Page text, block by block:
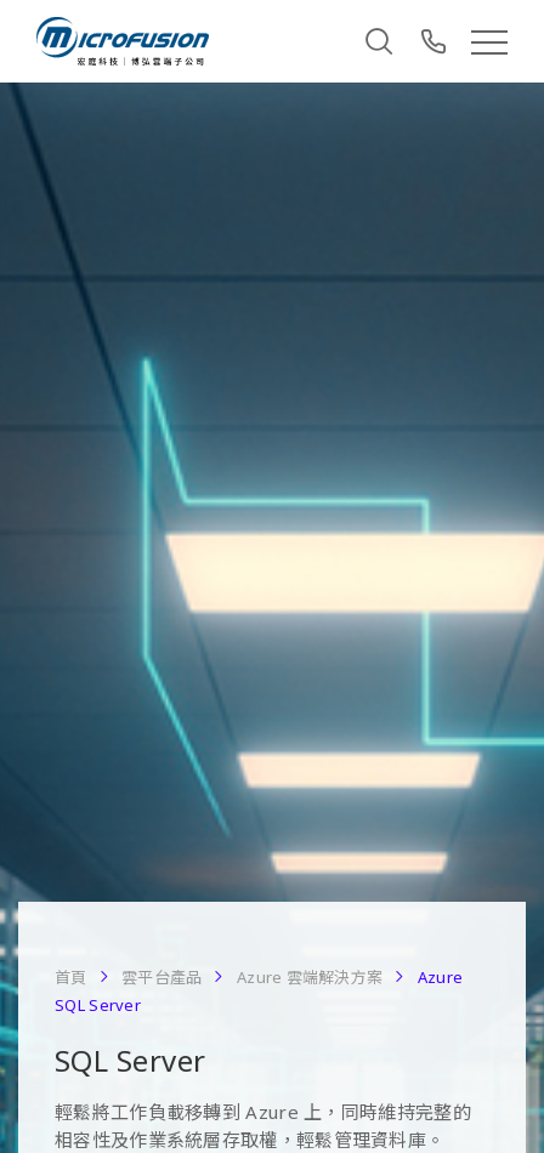
首頁 雲平台產品 Azure 雲端解決方案
Azure
SQL Server
SQL Server
輕鬆將工作負載移轉到 Azure 上，同時維持完整的
相容性及作業系統層存取權，輕鬆管理資料庫。